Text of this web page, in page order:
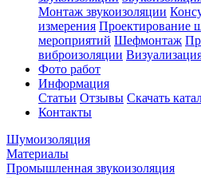
Монтаж звукоизоляции
измерения Проектирование
мероприятий Шефмонтаж
виброизоляции
Фото работ
Информация
Статьи Отзывы Скачать
Контакты
Шумоизоляция
Материалы
Промышленная звукоизоляция